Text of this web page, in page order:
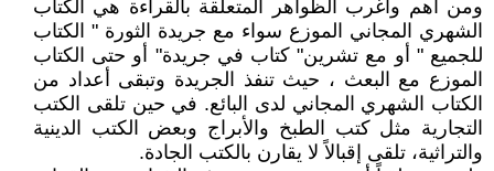
ومن أهم وأغرب الظواهر المتعلقة بالقراءة هي الكتاب
الشهري المجاني الموزع سواء مع جريدة الثورة " الكتاب
للجميع " أو مع تشرين" كتاب في جريدة" أو حتى الكتاب
الموزع مع البعث ، حيث تنفذ الجريدة وتبقى أعداد من
الكتاب الشهري المجاني لدى البائع. في حين تلقى الكتب
التجارية مثل كتب الطبخ والأبراج وبعض الكتب الدينية
والتراثية، تلقى إقبالاً لا يقارن بالكتب الجادة.